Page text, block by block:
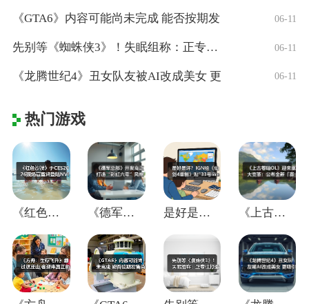
《GTA6》内容可能尚未完成 能否按期发 06-11
先别等《蜘蛛侠3》！失眠组称：正专注打造 06-11
《龙腾世纪4》丑女队友被AI改成美女 更 06-11
热门游戏
《红色沙漠》于CES2026现场官宣将登 《德军总部》开发商正打造“彩虹六号”风格 是好是坏？IGN给《仙剑4重制》贴"33 《上古卷轴OL》迎来重大变革：公布全新「